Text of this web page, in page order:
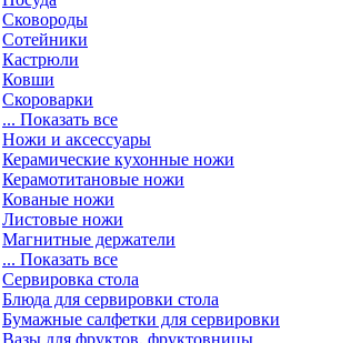
Сковороды
Сотейники
Кастрюли
Ковши
Скороварки
... Показать все
Ножи и аксессуары
Керамические кухонные ножи
Керамотитановые ножи
Кованые ножи
Листовые ножи
Магнитные держатели
... Показать все
Сервировка стола
Блюда для сервировки стола
Бумажные салфетки для сервировки
Вазы для фруктов, фруктовницы